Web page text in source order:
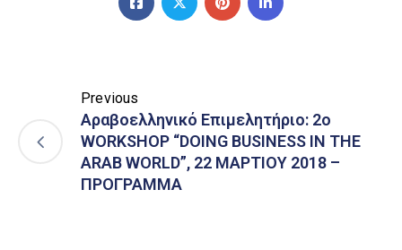
Previous
Αραβοελληνικό Επιμελητήριο: 2ο
WORKSHOP “DOING BUSINESS IN THE
ARAB WORLD”, 22 ΜΑΡΤΙΟΥ 2018 –
ΠΡΟΓΡΑΜΜΑ